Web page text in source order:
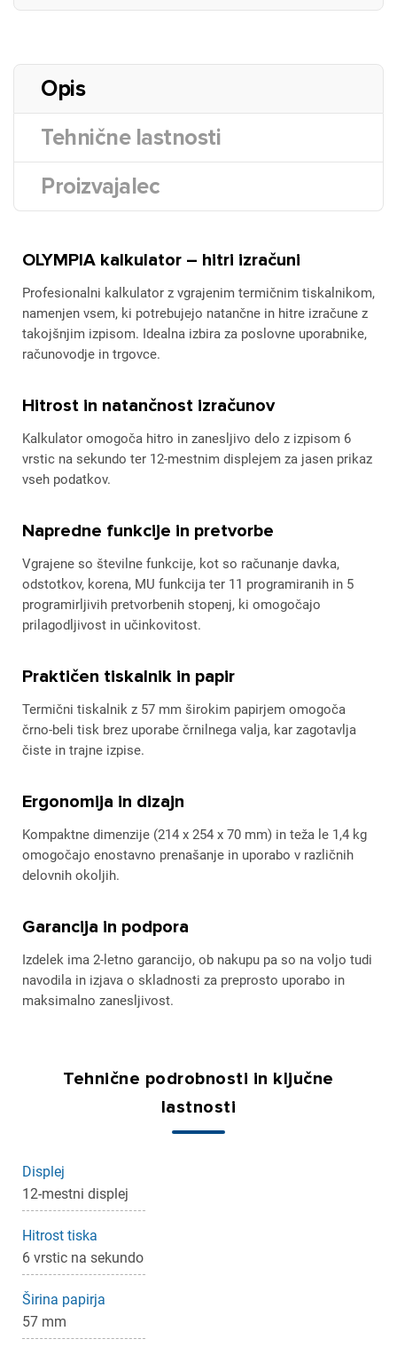
Opis
Tehnične lastnosti
Proizvajalec
OLYMPIA kalkulator – hitri izračuni
Profesionalni kalkulator z vgrajenim termičnim tiskalnikom,
namenjen vsem, ki potrebujejo natančne in hitre izračune z
takojšnjim izpisom. Idealna izbira za poslovne uporabnike,
računovodje in trgovce.
Hitrost in natančnost izračunov
Kalkulator omogoča hitro in zanesljivo delo z izpisom 6
vrstic na sekundo ter 12-mestnim displejem za jasen prikaz
vseh podatkov.
Napredne funkcije in pretvorbe
Vgrajene so številne funkcije, kot so računanje davka,
odstotkov, korena, MU funkcija ter 11 programiranih in 5
programirljivih pretvorbenih stopenj, ki omogočajo
prilagodljivost in učinkovitost.
Praktičen tiskalnik in papir
Termični tiskalnik z 57 mm širokim papirjem omogoča
črno-beli tisk brez uporabe črnilnega valja, kar zagotavlja
čiste in trajne izpise.
Ergonomija in dizajn
Kompaktne dimenzije (214 x 254 x 70 mm) in teža le 1,4 kg
omogočajo enostavno prenašanje in uporabo v različnih
delovnih okoljih.
Garancija in podpora
Izdelek ima 2-letno garancijo, ob nakupu pa so na voljo tudi
navodila in izjava o skladnosti za preprosto uporabo in
maksimalno zanesljivost.
Tehnične podrobnosti in ključne
lastnosti
Displej
12-mestni displej
Hitrost tiska
6 vrstic na sekundo
Širina papirja
57 mm